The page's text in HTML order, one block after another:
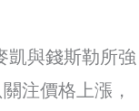
凱與錢斯勒所強
注價格上漲，